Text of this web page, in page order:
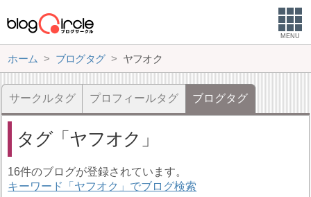
MENU
ホーム ブログタグ ヤフオク
サークルタグ プロフィールタグ ブログタグ
タグ ヤフオク
16件のブログが登録されています。
キーワード「ヤフオク」でブログ検索